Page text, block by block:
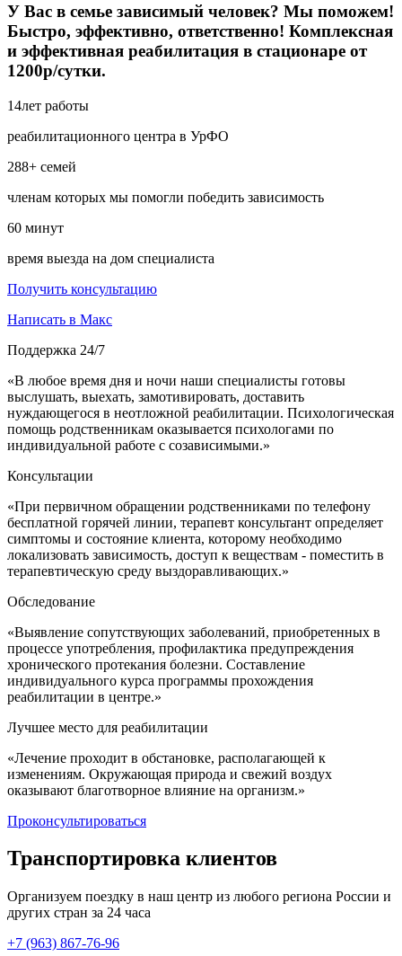
У Вас в семье зависимый человек? Мы поможем!
Быстро, эффективно, ответственно! Комплексная
и эффективная реабилитация в стационаре от
1200р/сутки.
14лет работы
реабилитационного центра в УрФО
288+ семей
членам которых мы помогли победить зависимость
60 минут
время выезда на дом специалиста
Получить консультацию
Написать в Макс
Поддержка 24/7
«В любое время дня и ночи наши специалисты готовы
выслушать, выехать, замотивировать, доставить
нуждающегося в неотложной реабилитации. Психологическая
помощь родственникам оказывается психологами по
индивидуальной работе с созависимыми.»
Консультации
«При первичном обращении родственниками по телефону
бесплатной горячей линии, терапевт консультант определяет
симптомы и состояние клиента, которому необходимо
локализовать зависимость, доступ к веществам - поместить в
терапевтическую среду выздоравливающих.»
Обследование
«Выявление сопутствующих заболеваний, приобретенных в
процессе употребления, профилактика предупреждения
хронического протекания болезни. Составление
индивидуального курса программы прохождения
реабилитации в центре.»
Лучшее место для реабилитации
«Лечение проходит в обстановке, располагающей к
изменениям. Окружающая природа и свежий воздух
оказывают благотворное влияние на организм.»
Проконсультироваться
Транспортировка клиентов
Организуем поездку в наш центр из любого региона России и
других стран за 24 часа
+7 (963) 867-76-96